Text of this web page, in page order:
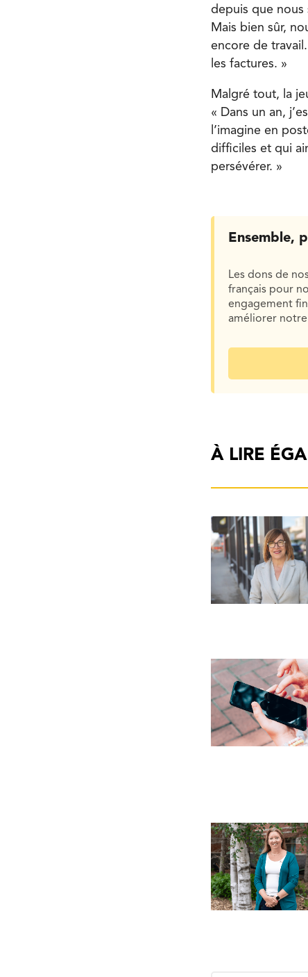
depuis que nous
Mais bien sûr,
encore de
les factures. »
Malgré tout, la
« Dans un an,
l’imagine en
difficiles et qui
persévérer. »
Ensemble,
Les dons de
français pour
engagement
améliorer notre
À LIRE